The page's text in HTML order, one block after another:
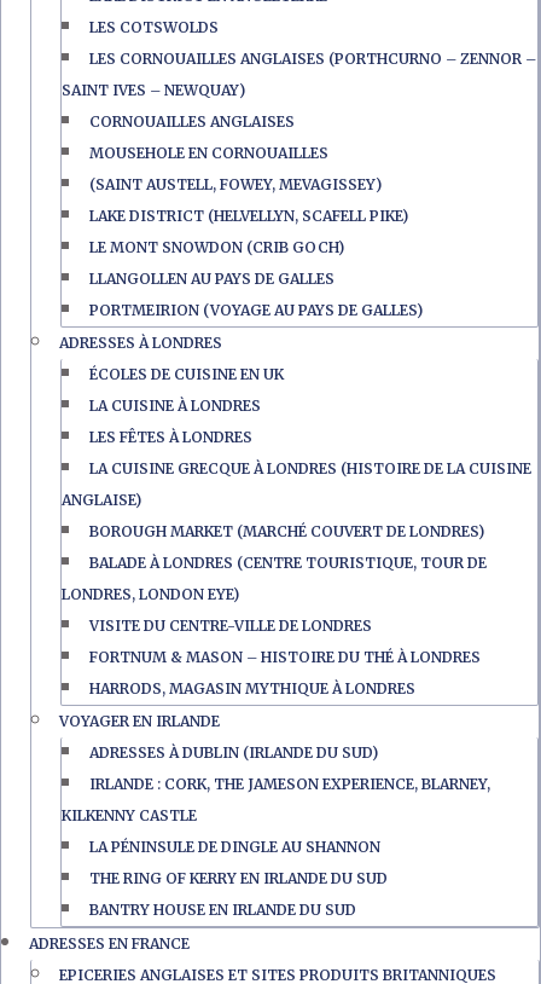
LES COTSWOLDS
LES CORNOUAILLES ANGLAISES (PORTHCURNO – ZENNOR –
SAINT IVES – NEWQUAY)
CORNOUAILLES ANGLAISES
MOUSEHOLE EN CORNOUAILLES
(SAINT AUSTELL, FOWEY, MEVAGISSEY)
LAKE DISTRICT (HELVELLYN, SCAFELL PIKE)
LE MONT SNOWDON (CRIB GOCH)
LLANGOLLEN AU PAYS DE GALLES
PORTMEIRION (VOYAGE AU PAYS DE GALLES)
ADRESSES À LONDRES
ÉCOLES DE CUISINE EN UK
LA CUISINE À LONDRES
LES FÊTES À LONDRES
LA CUISINE GRECQUE À LONDRES (HISTOIRE DE LA CUISINE
ANGLAISE)
BOROUGH MARKET (MARCHÉ COUVERT DE LONDRES)
BALADE À LONDRES (CENTRE TOURISTIQUE, TOUR DE
LONDRES, LONDON EYE)
VISITE DU CENTRE-VILLE DE LONDRES
FORTNUM & MASON – HISTOIRE DU THÉ À LONDRES
HARRODS, MAGASIN MYTHIQUE À LONDRES
VOYAGER EN IRLANDE
ADRESSES À DUBLIN (IRLANDE DU SUD)
IRLANDE : CORK, THE JAMESON EXPERIENCE, BLARNEY,
KILKENNY CASTLE
LA PÉNINSULE DE DINGLE AU SHANNON
THE RING OF KERRY EN IRLANDE DU SUD
BANTRY HOUSE EN IRLANDE DU SUD
ADRESSES EN FRANCE
EPICERIES ANGLAISES ET SITES PRODUITS BRITANNIQUES